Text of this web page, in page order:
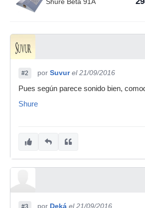
#2 por Suvur el 21/09/2016
Pues según parece sonido bien,
Shure
#3 por Deká el 21/09/2016